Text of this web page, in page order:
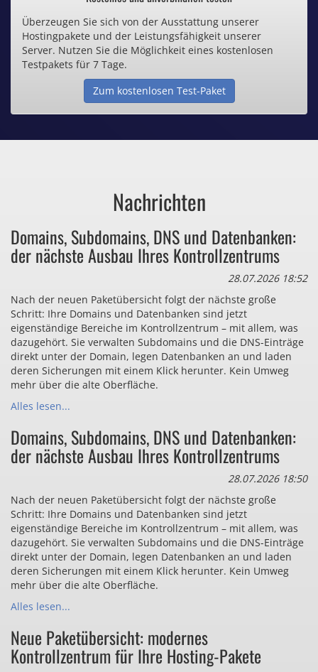
Inklusive .de Domain
Webspace ab 1,25€ / Monat
Günstige SSL-Zertifikate
Bezahlen Sie auch zu viel
für Dinge, die sie gar nicht brauchen?
Überzeugen Sie sich von der Ausstattung unserer
Hostingpakete und der Leistungsfähigkeit unserer
Server. Nutzen Sie die Möglichkeit eines kostenlosen
Testpakets für 7 Tage.
Zum kostenlosen Test-Paket
Nachrichten
Domains, Subdomains, DNS und Datenbanken:
der nächste Ausbau Ihres Kontrollzentrums
28.07.2026 18:52
Nach der neuen Paketübersicht folgt der nächste große
Schritt: Ihre Domains und Datenbanken sind jetzt
eigenständige Bereiche im Kontrollzentrum – mit allem, was
dazugehört. Sie verwalten Subdomains und die DNS-Einträge
direkt unter der Domain, legen Datenbanken an und laden
deren Sicherungen mit einem Klick herunter. Kein Umweg
mehr über die alte Oberfläche.
Alles lesen...
Domains, Subdomains, DNS und Datenbanken:
der nächste Ausbau Ihres Kontrollzentrums
28.07.2026 18:50
Nach der neuen Paketübersicht folgt der nächste große
Schritt: Ihre Domains und Datenbanken sind jetzt
eigenständige Bereiche im Kontrollzentrum – mit allem, was
dazugehört. Sie verwalten Subdomains und die DNS-Einträge
direkt unter der Domain, legen Datenbanken an und laden
deren Sicherungen mit einem Klick herunter. Kein Umweg
mehr über die alte Oberfläche.
Alles lesen...
Neue Paketübersicht: modernes
Kontrollzentrum für Ihre Hosting-Pakete